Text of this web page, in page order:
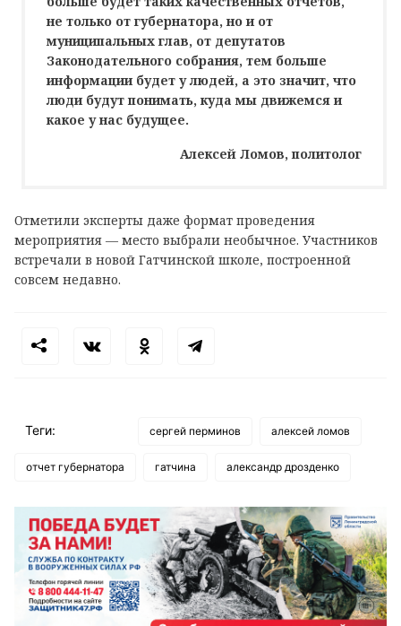
не только от губернатора, но и от
муниципальных глав, от депутатов
Законодательного собрания, тем больше
информации будет у людей, а это значит, что
люди будут понимать, куда мы движемся и
какое у нас будущее.
Алексей Ломов, политолог
Отметили эксперты даже формат проведения
мероприятия — место выбрали необычное. Участников
встречали в новой Гатчинской школе, построенной
совсем недавно.
Теги: сергей перминов алексей ломов
отчет губернатора гатчина александр дрозденко